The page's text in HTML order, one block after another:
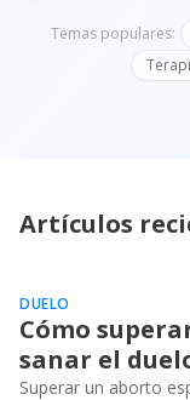
Temas populares:
Artículos
DUELO
Cómo
sanar el
Superar un aborto